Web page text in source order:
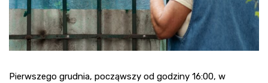
Pierwszego grudnia, począwszy od godziny 16:00, w